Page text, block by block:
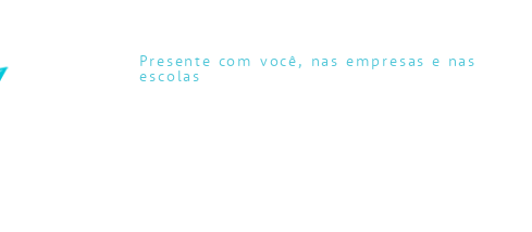
Presente com você, nas empresas e nas
escolas